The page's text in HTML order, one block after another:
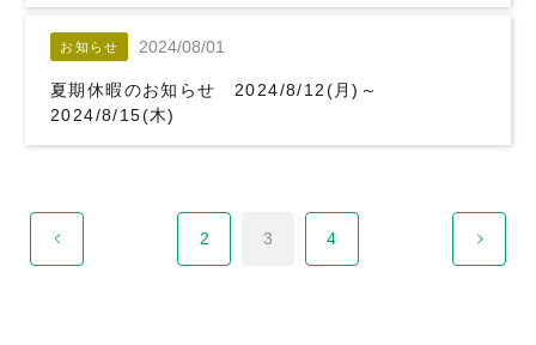
お知らせ 2024/08/01
夏期休暇のお知らせ 2024/8/12(月)～
2024/8/15(木)
2 3 4